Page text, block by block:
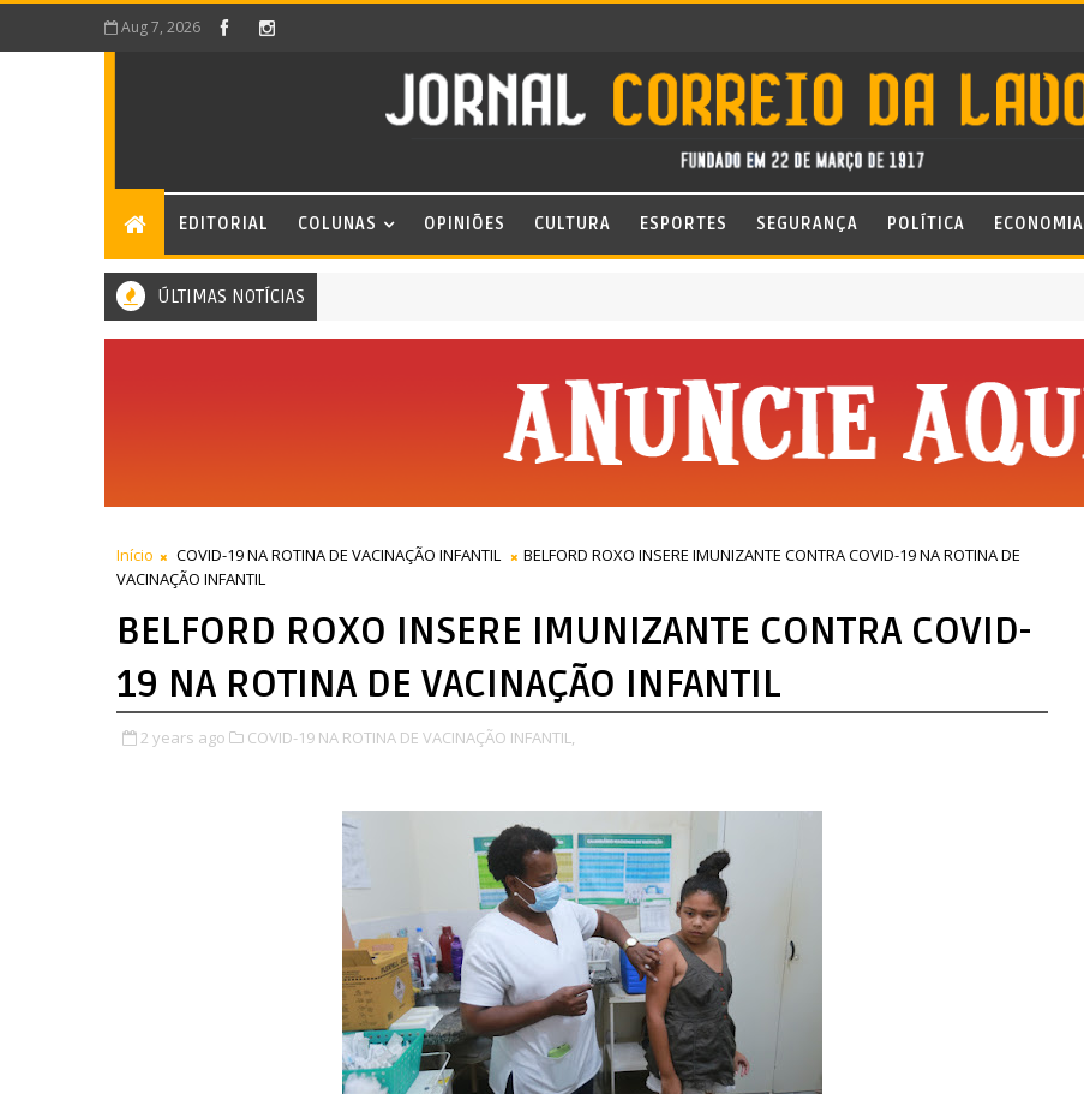
Aug 7, 2026
EDITORIAL COLUNAS OPINIÕES CULTURA ESPORTES SEGURANÇA POLÍTICA ECONOMIA
ÚLTIMAS NOTÍCIAS
Início COVID-19 NA ROTINA DE VACINAÇÃO INFANTIL
BELFORD ROXO INSERE IMUNIZANTE CONTRA COVID-19 NA ROTINA DE
VACINAÇÃO INFANTIL
BELFORD ROXO INSERE IMUNIZANTE CONTRA COVID-
19 NA ROTINA DE VACINAÇÃO INFANTIL
2 years ago COVID-19 NA ROTINA DE VACINAÇÃO INFANTIL,